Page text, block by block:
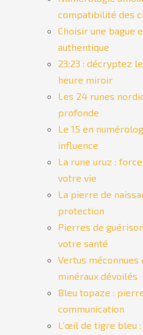
compatibilité des
Choisir une bague
authentique
23:23 : décryptez
heure miroir
Les 24 runes
profonde
Le 15 en
influence
La rune uruz :
votre vie
La pierre de
protection
Pierres de
votre santé
Vertus
minéraux dévoilés
Bleu topaze :
communication
L’œil de tigre bleu